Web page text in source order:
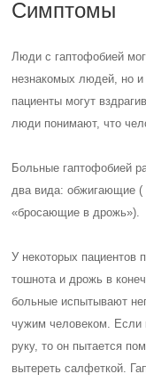
Симптомы
Люди с гаптофобией
незнакомых людей, но и
пациенты могут
люди понимают, что
Больные гаптофобией
два вида: обжигающие (
«бросающие в дрожь»).
У некоторых пациентов
тошнота и дрожь в
больные испытывают
чужим человеком. Если
руку, то он пытается
вытереть салфеткой.